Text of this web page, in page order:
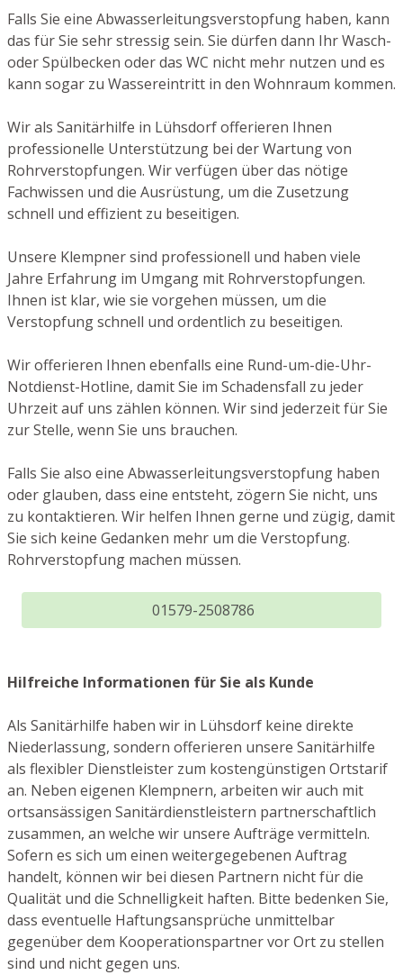
Falls Sie eine Abwasserleitungsverstopfung haben, kann
das für Sie sehr stressig sein. Sie dürfen dann Ihr Wasch-
oder Spülbecken oder das WC nicht mehr nutzen und es
kann sogar zu Wassereintritt in den Wohnraum kommen.
Wir als Sanitärhilfe in Lühsdorf offerieren Ihnen
professionelle Unterstützung bei der Wartung von
Rohrverstopfungen. Wir verfügen über das nötige
Fachwissen und die Ausrüstung, um die Zusetzung
schnell und effizient zu beseitigen.
Unsere Klempner sind professionell und haben viele
Jahre Erfahrung im Umgang mit Rohrverstopfungen.
Ihnen ist klar, wie sie vorgehen müssen, um die
Verstopfung schnell und ordentlich zu beseitigen.
Wir offerieren Ihnen ebenfalls eine Rund-um-die-Uhr-
Notdienst-Hotline, damit Sie im Schadensfall zu jeder
Uhrzeit auf uns zählen können. Wir sind jederzeit für Sie
zur Stelle, wenn Sie uns brauchen.
Falls Sie also eine Abwasserleitungsverstopfung haben
oder glauben, dass eine entsteht, zögern Sie nicht, uns
zu kontaktieren. Wir helfen Ihnen gerne und zügig, damit
Sie sich keine Gedanken mehr um die Verstopfung.
Rohrverstopfung machen müssen.
01579-2508786
Hilfreiche Informationen für Sie als Kunde
Als Sanitärhilfe haben wir in Lühsdorf keine direkte
Niederlassung, sondern offerieren unsere Sanitärhilfe
als flexibler Dienstleister zum kostengünstigen Ortstarif
an. Neben eigenen Klempnern, arbeiten wir auch mit
ortsansässigen Sanitärdienstleistern partnerschaftlich
zusammen, an welche wir unsere Aufträge vermitteln.
Sofern es sich um einen weitergegebenen Auftrag
handelt, können wir bei diesen Partnern nicht für die
Qualität und die Schnelligkeit haften. Bitte bedenken Sie,
dass eventuelle Haftungsansprüche unmittelbar
gegenüber dem Kooperationspartner vor Ort zu stellen
sind und nicht gegen uns.